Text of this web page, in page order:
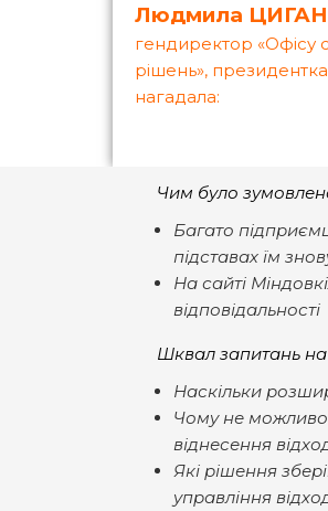
Людмила
гендиректор «Офісу
рішень»,
нагадала:
Чим було
Багато
підставах їм
На сайті
відповідальності
Шквал запитань на
Наскільки
Чому не можливо
віднесення
Які рішення
управління